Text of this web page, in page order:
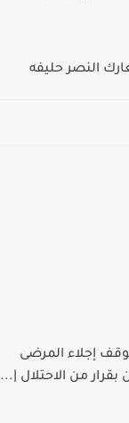
النصر حليفه
إجلاء المرضى
بقرار من الاحتلال |...